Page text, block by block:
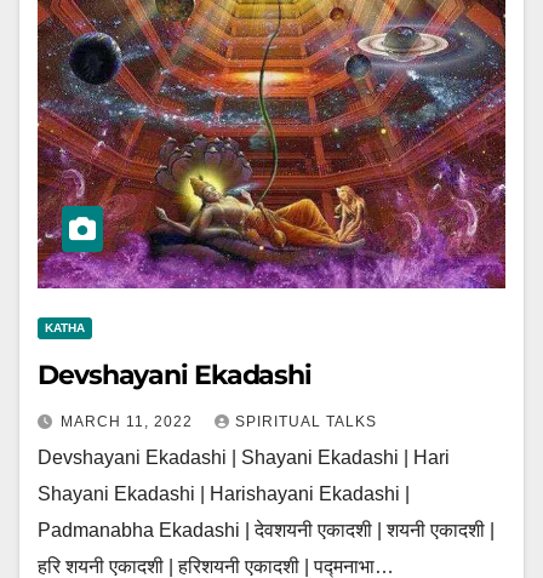
KATHA
Devshayani Ekadashi
MARCH 11, 2022 SPIRITUAL TALKS
Devshayani Ekadashi | Shayani Ekadashi | Hari
Shayani Ekadashi | Harishayani Ekadashi |
Padmanabha Ekadashi | देवशयनी एकादशी | शयनी एकादशी |
हरि शयनी एकादशी | हरिशयनी एकादशी | पद्मनाभा…